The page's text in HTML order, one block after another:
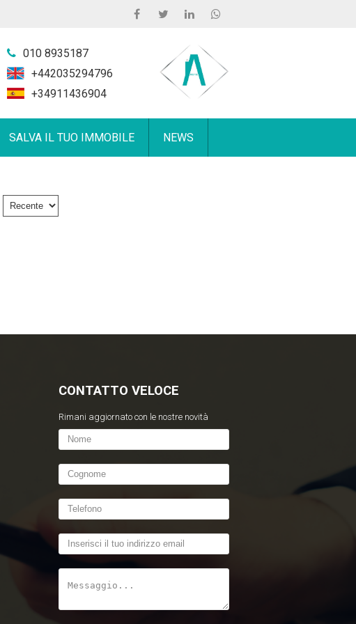
010 8935187
+442035294796
+34911436904
SALVA IL TUO IMMOBILE NEWS
CONTATTO VELOCE
Rimani aggiornato con le nostre novità